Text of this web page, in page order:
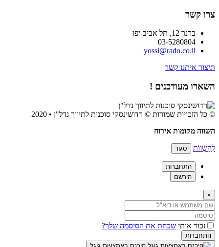
צרו קשר
ברנר 12, תל אביב-יפו
03-5280804
yossi@rado.co.il
תיצור איתנו קשר
השארו מעודכנים !
© כל הזכויות שמורות © רדושינסקי סוכנות לתיווך נדל"ן • 2020
השווה מקומות אירוח
לְהַשְׁווֹת סגור
התחברות
הירשם
×
זכור אותי שכחת את הסיסמה שלך?
התחברות